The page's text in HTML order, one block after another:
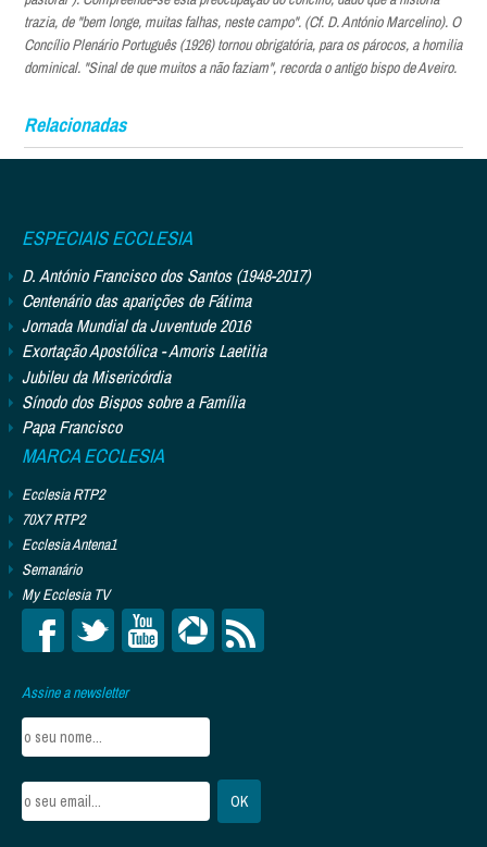
trazia, de "bem longe, muitas falhas, neste campo". (Cf. D. António Marcelino). O
Concílio Plenário Português (1926) tornou obrigatória, para os párocos, a homilia
dominical. "Sinal de que muitos a não faziam", recorda o antigo bispo de Aveiro.
Relacionadas
ESPECIAIS ECCLESIA
D. António Francisco dos Santos (1948-2017)
Centenário das aparições de Fátima
Jornada Mundial da Juventude 2016
Exortação Apostólica - Amoris Laetitia
Jubileu da Misericórdia
Sínodo dos Bispos sobre a Família
Papa Francisco
MARCA ECCLESIA
Ecclesia RTP2
70X7 RTP2
Ecclesia Antena1
Semanário
My Ecclesia TV
Assine a newsletter